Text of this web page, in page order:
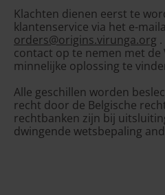
Klachten dienen eerst te
klantenservice via het e-
orders@origins.virunga.org
contact op te nemen met de
minnelijke oplossing te
Alle geschillen worden
recht door de Belgische
rechtbanken zijn bij
dwingende wetsbepaling
Isle of Man (GBP £)
Italië (EUR €)
Jersey (EUR €)
Kosovo (EUR €)
Kroatië (EUR €)
Letland (EUR €)